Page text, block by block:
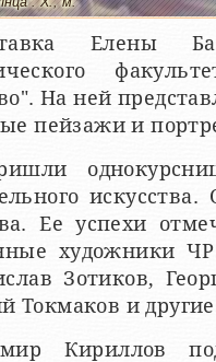
Елены
На ней
пейзажи и
Ее успехи
художники
Зотиков,
Токмаков и
Кириллов